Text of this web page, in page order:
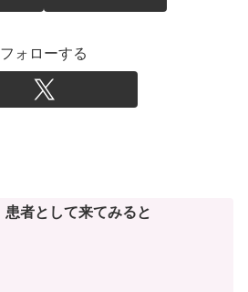
フォローする
患者として来てみると